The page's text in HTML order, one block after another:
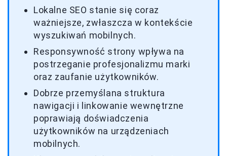
Lokalne SEO stanie się coraz
ważniejsze, zwłaszcza w kontekście
wyszukiwań mobilnych.
Responsywność strony wpływa na
postrzeganie profesjonalizmu marki
oraz zaufanie użytkowników.
Dobrze przemyślana struktura
nawigacji i linkowanie wewnętrzne
poprawiają doświadczenia
użytkowników na urządzeniach
mobilnych.